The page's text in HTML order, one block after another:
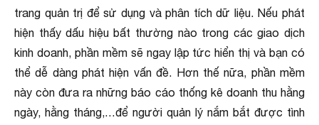
trang quản trị để sử dụng và phân tích dữ liệu. Nếu phát
hiện thấy dấu hiệu bất thường nào trong các giao dịch
kinh doanh, phần mềm sẽ ngay lập tức hiển thị và bạn có
thể dễ dàng phát hiện vấn đề. Hơn thế nữa, phần mềm
này còn đưa ra những báo cáo thống kê doanh thu hằng
ngày, hằng tháng,…để người quản lý nắm bắt được tình